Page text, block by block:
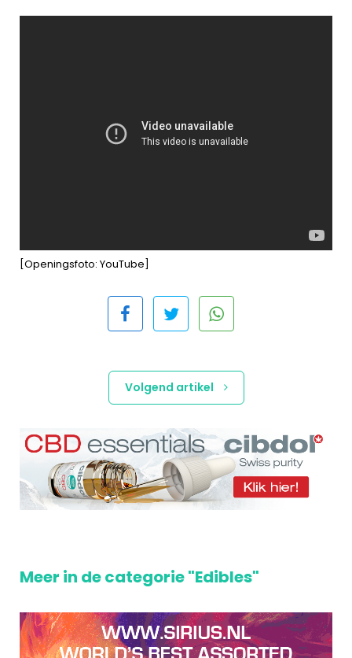
[Openingsfoto: YouTube]
Volgend artikel
Meer in de categorie "Edibles"